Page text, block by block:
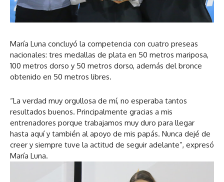
María Luna concluyó la competencia con cuatro preseas
nacionales: tres medallas de plata en 50 metros mariposa,
100 metros dorso y 50 metros dorso, además del bronce
obtenido en 50 metros libres.
“La verdad muy orgullosa de mí, no esperaba tantos
resultados buenos. Principalmente gracias a mis
entrenadores porque trabajamos muy duro para llegar
hasta aquí y también al apoyo de mis papás. Nunca dejé de
creer y siempre tuve la actitud de seguir adelante”, expresó
María Luna.